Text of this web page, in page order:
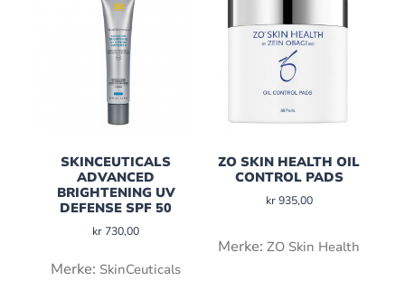
SKINCEUTICALS
ADVANCED
BRIGHTENING UV
DEFENSE SPF 50
kr730,00
Merke: SkinCeuticals
ZO SKIN HEALTH OIL
CONTROL PADS
kr935,00
Merke:ZO Skin Health